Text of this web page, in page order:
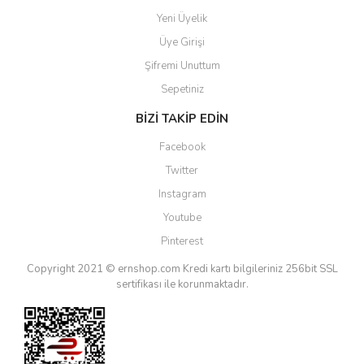
Yeni Üyelik
Üye Girişi
Şifremi Unuttum
Sepetiniz
BİZİ TAKİP EDİN
Facebook
Twitter
Instagram
Youtube
Pinterest
Copyright 2021 © ernshop.com Kredi kartı bilgileriniz 256bit SSL
sertifikası ile korunmaktadır.